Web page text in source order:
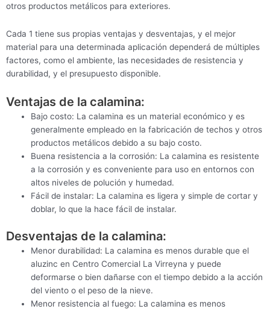
otros productos metálicos para exteriores.
Cada 1 tiene sus propias ventajas y desventajas, y el mejor
material para una determinada aplicación dependerá de múltiples
factores, como el ambiente, las necesidades de resistencia y
durabilidad, y el presupuesto disponible.
Ventajas de la calamina:
Bajo costo: La calamina es un material económico y es
generalmente empleado en la fabricación de techos y otros
productos metálicos debido a su bajo costo.
Buena resistencia a la corrosión: La calamina es resistente
a la corrosión y es conveniente para uso en entornos con
altos niveles de polución y humedad.
Fácil de instalar: La calamina es ligera y simple de cortar y
doblar, lo que la hace fácil de instalar.
Desventajas de la calamina:
Menor durabilidad: La calamina es menos durable que el
aluzinc en Centro Comercial La Virreyna y puede
deformarse o bien dañarse con el tiempo debido a la acción
del viento o el peso de la nieve.
Menor resistencia al fuego: La calamina es menos